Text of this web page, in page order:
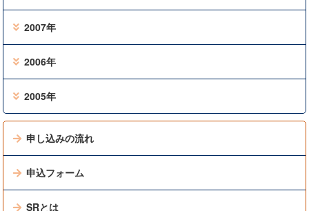
2007年
2006年
2005年
申し込みの流れ
申込フォーム
SRとは